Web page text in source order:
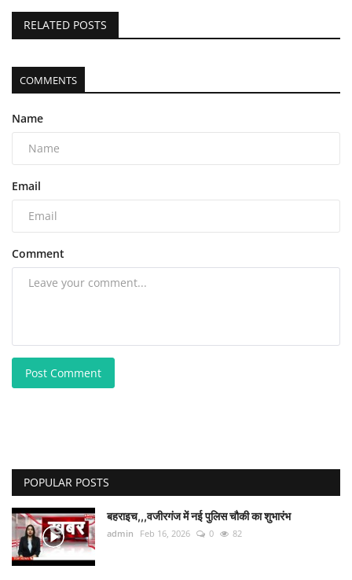
RELATED POSTS
COMMENTS
Name
Email
Comment
Post Comment
POPULAR POSTS
बहराइच,,,वजीरगंज में नई पुलिस चौकी का शुभारंभ
admin Feb 16, 2026 0 82